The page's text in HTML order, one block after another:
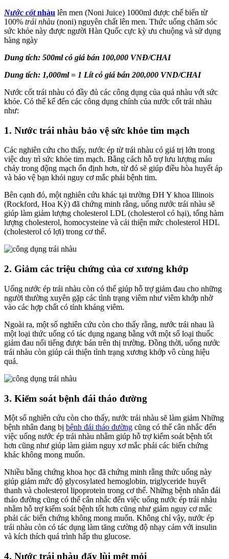
Nước cốtnhàu lên men (Noni Juice) 1000ml được chế biến từ
100% trái nhàu (noni) nguyên chất lên men. Thức uống chăm sóc
sức khỏe này được người Hàn Quốc cực kỳ ưu chuộng và sử dụng
hàng ngày
Dung tích: 500ml có giá bán 100,000 VNĐ/CHAI
Dung tích: 1,000ml = 1 Lít có giá bán 200,000 VND/CHAI
Nước cốt trái nhàu có đầy đủ các công dụng của quả nhàu với sức
khỏe. Có thể kể đến các công dụng chính của nước cốt trái nhàu
như:
1. Nước trái nhàu bảo vệ sức khỏe tim mạch
Các nghiên cứu cho thấy, nước ép từ trái nhàu có giá trị lớn trong
việc duy trì sức khỏe tim mạch. Bằng cách hỗ trợ lưu lượng máu
chảy trong động mạch ổn định hơn, từ đó sẽ giúp điều hòa huyết áp
và bảo vệ bạn khỏi nguy cơ mắc phải bệnh tim.
Bên cạnh đó, một nghiên cứu khác tại trường ĐH Y khoa Illinois
(Rockford, Hoa Kỳ) đã chứng minh rằng, uống nước trái nhàu sẽ
giúp làm giảm lượng cholesterol LDL (cholesterol có hại), tổng hàm
lượng cholesterol, homocysteine và cải thiện mức cholesterol HDL
(cholesterol có lợi) trong cơ thể.
2. Giảm các triệu chứng của cơ xương khớp
Uống nước ép trái nhàu còn có thể giúp hỗ trợ giảm đau cho những
người thường xuyên gặp các tình trạng viêm như viêm khớp nhờ
vào các hợp chất có tính kháng viêm.
Ngoài ra, một số nghiên cứu còn cho thấy rằng, nước trái nhau là
một loại thức uống có tác dụng ngang bằng với một số loại thuốc
giảm đau nổi tiếng được bán trên thị trường. Đồng thời, uống nước
trái nhàu còn giúp cải thiện tình trạng xương khớp vô cùng hiệu
quả.
3. Kiểm soát bệnh đái tháo đường
Một số nghiên cứu còn cho thấy, nước trái nhàu sẽ làm giảm Những
bệnh nhân đang bị bệnh đái tháo đường cũng có thể cân nhắc đến
việc uống nước ép trái nhàu nhằm giúp hỗ trợ kiểm soát bệnh tốt
hơn cũng như giúp làm giảm nguy xơ mắc phải các biến chứng
khác không mong muốn.
Nhiều bằng chứng khoa học đã chứng minh rằng thức uống này
giúp giảm mức độ glycosylated hemoglobin, triglyceride huyết
thanh và cholesterol lipoprotein trong cơ thể. Những bệnh nhân đái
tháo đường cũng có thể cân nhắc đến việc uống nước ép trái nhàu
nhằm hỗ trợ kiểm soát bệnh tốt hơn cũng như giảm nguy cơ mắc
phải các biến chứng không mong muốn. Không chỉ vậy, nước ép
trái nhàu còn có tác dụng làm tăng cường độ nhạy cảm với insulin
và kích thích quá trình hấp thu glucose.
4. Nước trái nhàu đẩy lùi mệt mỏi